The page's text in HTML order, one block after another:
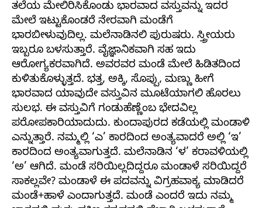
ತಲೆಯ ಮೇಲಿರಿಸಿಕೊಂಡು ಭಾರವಾದ ವಸ್ತುವನ್ನು ಇದರ
ಮೇಲೆ ಇಟ್ಟುಕೊಂಡರೆ ನೇರವಾಗಿ ಮಂಡೆಗೆ
ಭಾರಬೀಳುವುದಿಲ್ಲ. ಮಲೆನಾಡಿನಲಿ ಪುರುಷರು. ಸ್ತ್ರೀಯರು
ಇಬ್ಬರೂ ಬಳಸುತ್ತಾರೆ. ವೈಜ್ಞಾನಿಕವಾಗಿ ಸಹ ಇದು
ಆರೋಗ್ಯಕರವಾಗಿದೆ. ಅವರವರ ಮಂಡೆ ಮೇಲೆ ಹಿಡಿತದಿಂದ
ಕುಳಿತುಕೊಳ್ಳುತ್ತದೆ. ಭತ್ತ, ಅಕ್ಕಿ, ಸೊಪ್ಪು, ಮಣ್ಣು ಹೀಗೆ
ಭಾರವಾದ ಯಾವುದೇ ವಸ್ತುವಿನ ಮೂಟೆಯಾಗಲಿ ಹೊರಲು
ಸುಲಭ. ಈ ವಸ್ತುವಿಗೆ ಗಂಡುಹೆಣ್ಣೆಂಬ ಭೇದವಿಲ್ಲ
ಪರೋಪಕಾರಿಯಾದುದು. ಕುಂದಾಪುರದ ಕಡೆಯಲ್ಲಿ ಮಂಡಾಳಿ
ಎನ್ನುತ್ತಾರೆ. ನಮ್ಮಲ್ಲಿ ‘ಎ’ ಕಾರದಿಂದ ಅಂತ್ಯವಾದರೆ ಅಲ್ಲಿ ‘ಇ’
ಕಾರದಿಂದ ಅಂತ್ಯವಾಗುತ್ತದೆ. ಮಲೆನಾಡಿನ ‘ಳ’ ಕರಾವಳಿಯಲ್ಲಿ
‘ಅ’ ಆಗಿದೆ. ಮಂಡೆ ಸರಿಯಿಲ್ಲದಿದ್ದರೂ ಮಂಡಾಳೆ ಸರಿಯಿದ್ದರೆ
ಸಾಕಲ್ಲವೇ? ಮಂಡಾಳೆ ಈ ಪದವನ್ನು ವಿಗ್ರಹವಾಕ್ಯ ಮಾಡಿದರೆ
ಮಂಡೆ+ಹಾಳೆ ಎಂದಾಗುತ್ತದೆ. ಮಂಡೆ ಎಂದರೆ ಇದು ನಮ್ಮ